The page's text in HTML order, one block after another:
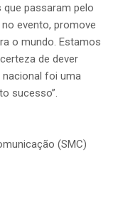
que passaram pelo
evento, promove
o mundo. Estamos
de dever
nacional foi uma
sucesso”.
(SMC)